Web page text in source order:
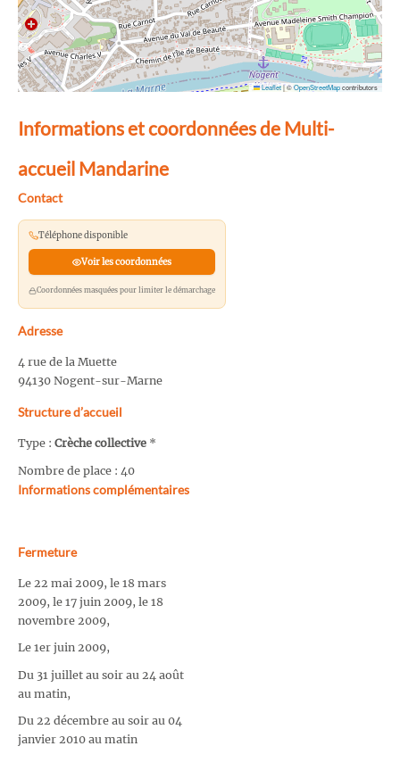
Leaflet|©OpenStreetMapcontributors
Informations et coordonnées de Multi-
accueil Mandarine
Contact
Téléphone disponible
Voir les coordonnées
Coordonnées masquées pour limiter le démarchage
Adresse
4 rue de la Muette
94130 Nogent-sur-Marne
Structure d’accueil
Type : Crèche collective *
Nombre de place : 40
Informations complémentaires
Fermeture
Le 22 mai 2009, le 18 mars
2009, le 17 juin 2009, le 18
novembre 2009,
Le 1er juin 2009,
Du 31 juillet au soir au 24 août
au matin,
Du 22 décembre au soir au 04
janvier 2010 au matin